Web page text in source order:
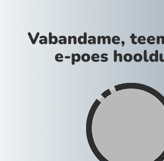
Vabandame,
e-poes